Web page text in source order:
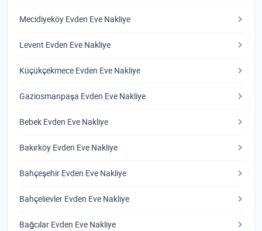
Mecidiyeköy Evden Eve Nakliye
Levent Evden Eve Nakliye
Küçükçekmece Evden Eve Nakliye
Gaziosmanpaşa Evden Eve Nakliye
Bebek Evden Eve Nakliye
Bakırköy Evden Eve Nakliye
Bahçeşehir Evden Eve Nakliye
Bahçelievler Evden Eve Nakliye
Bağcılar Evden Eve Nakliye